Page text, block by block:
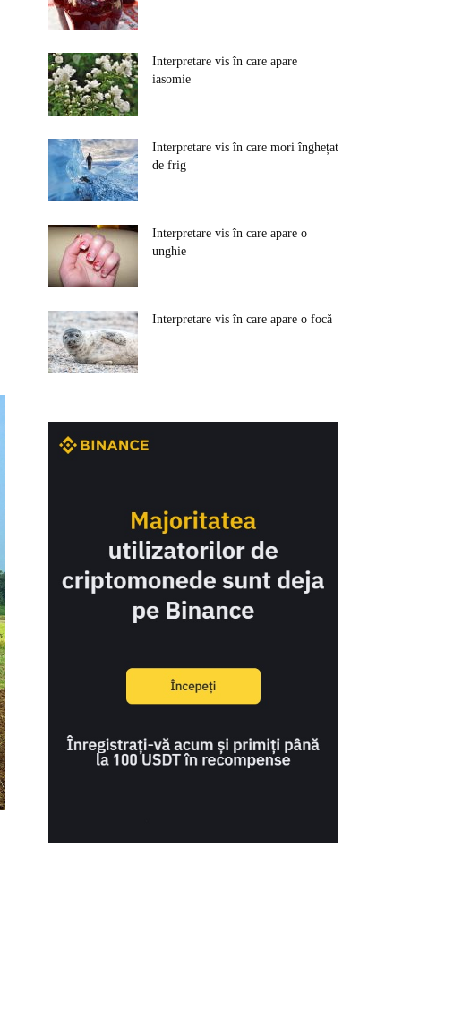
Interpretare vis în care apare
iasomie
Interpretare vis în care mori înghețat
de frig
Interpretare vis în care apare o
unghie
Interpretare vis în care apare o focă